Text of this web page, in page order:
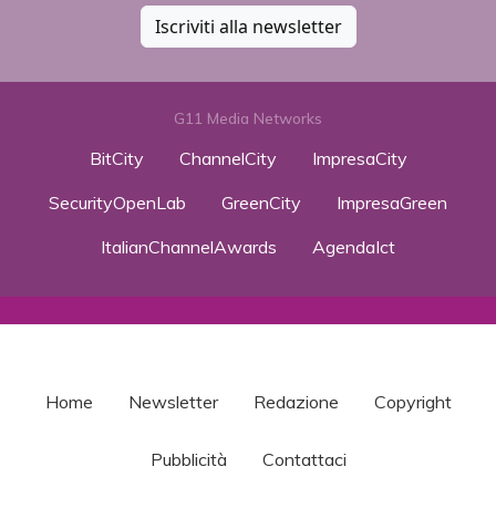
Iscriviti alla newsletter
G11 Media Networks
BitCity ChannelCity
ImpresaCity
SecurityOpenLab
GreenCity
ImpresaGreen
ItalianChannelAwards
AgendaIct
Home Newsletter Redazione Copyright
Pubblicità Contattaci